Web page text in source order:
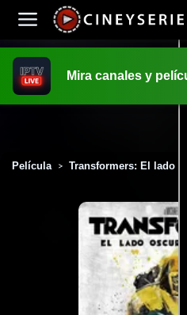
Mira canales y
Película > Transformers: El lado